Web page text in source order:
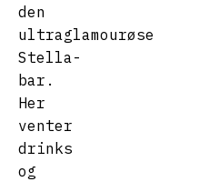
den
ultraglamourøse
Stella-
bar.
Her
venter
drinks
og